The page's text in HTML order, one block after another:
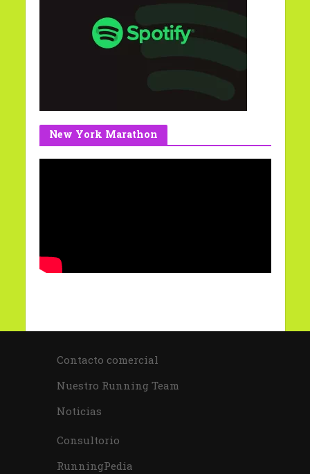
New York Marathon
Contacto comercial
Nuestro Running Team
Noticias
Consultorio
RunningPedia